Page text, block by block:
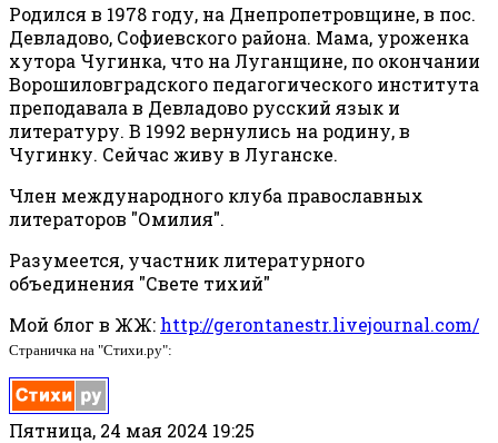
Родился в 1978 году, на Днепропетровщине, в пос.
Девладово, Софиевского района. Мама, уроженка
хутора Чугинка, что на Луганщине, по окончании
Ворошиловградского педагогического института
преподавала в Девладово русский язык и
литературу. В 1992 вернулись на родину, в
Чугинку. Сейчас живу в Луганске.
Член международного клуба православных
литераторов "Омилия".
Разумеется, участник литературного
объединения "Свете тихий"
Мой блог в ЖЖ: http://gerontanestr.livejournal.com/
Страничка на "Стихи.ру":
Пятница, 24 мая 2024 19:25